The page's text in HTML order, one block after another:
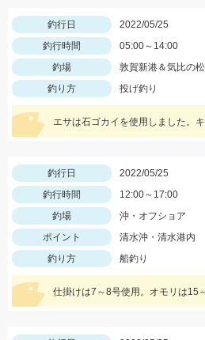
釣行日
2022/05/25
釣行時間
05:00～14:00
釣場
敦賀新港＆気比の
釣り方
投げ釣り
釣行日
2022/05/25
釣行時間
12:00～17:00
釣場
沖・オフショア
ポイント
清水沖・清水港内
釣り方
船釣り